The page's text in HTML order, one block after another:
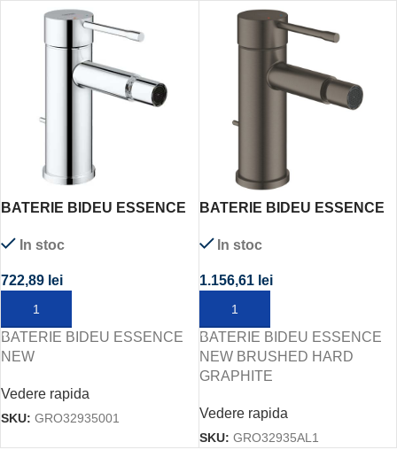
BATERIE BIDEU ESSENCE
In stoc
722,89 lei
ADAUGĂ ÎN COȘ
BATERIE BIDEU ESSENCE
NEW
Vedere rapida
SKU: GRO32935001
BATERIE BIDEU ESSENCE
GRAPHITE
In stoc
1.156,61 lei
ADAUGĂ ÎN COȘ
BATERIE BIDEU ESSENCE
NEW BRUSHED HARD
GRAPHITE
Vedere rapida
SKU: GRO32935AL1